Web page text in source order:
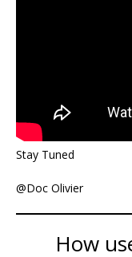
Stay Tuned
@Doc Olivier
How